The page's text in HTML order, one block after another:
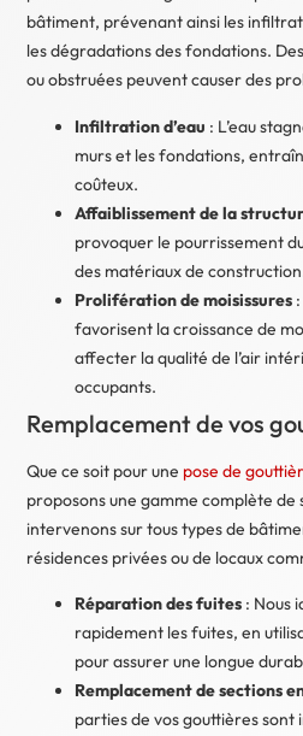
bâtiment, prévenant ainsi les
les dégradations des fondations.
ou obstruées peuvent causer des
Infiltration d’eau : L’eau
murs et les fondations,
coûteux.
Affaiblissement de la
provoquer le pourrissement
des matériaux de
Prolifération de moisissures
favorisent la croissance de
affecter la qualité de l’air
occupants.
Remplacement de vos
Que ce soit pour une pose de
proposons une gamme complète de
intervenons sur tous types de
résidences privées ou de locaux
Réparation des fuites : Nous
rapidement les fuites, en
pour assurer une longue
Remplacement de sections
parties de vos gouttières sont